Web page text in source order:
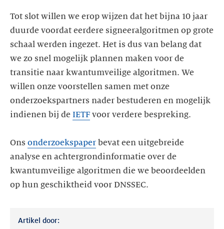
Tot slot willen we erop wijzen dat het bijna 10 jaar
duurde voordat eerdere signeeralgoritmen op grote
schaal werden ingezet. Het is dus van belang dat
we zo snel mogelijk plannen maken voor de
transitie naar kwantumveilige algoritmen. We
willen onze voorstellen samen met onze
onderzoekspartners nader bestuderen en mogelijk
indienen bij de IETF voor verdere bespreking.
Ons onderzoekspaper bevat een uitgebreide
analyse en achtergrondinformatie over de
kwantumveilige algoritmen die we beoordeelden
op hun geschiktheid voor DNSSEC.
Artikel door: